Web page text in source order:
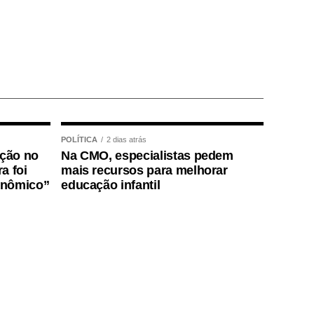
no
foi
POLÍTICA 2 dias atrás
Na CMO, especialistas pedem
mais recursos para melhorar
educação infantil